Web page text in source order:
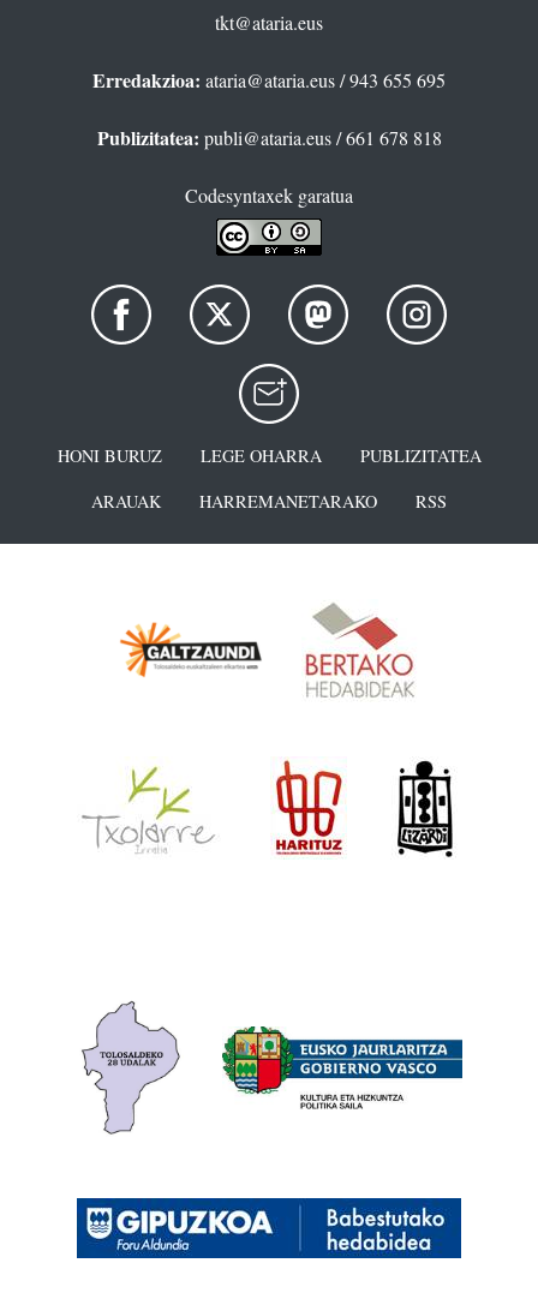
tkt@ataria.eus
Erredakzioa: ataria@ataria.eus/ 943 655 695
Publizitatea: publi@ataria.eus/ 661 678 818
Codesyntaxek garatua
HONI BURUZ LEGE OHARRA
PUBLIZITATEA
ARAUAK
HARREMANETARAKO RSS